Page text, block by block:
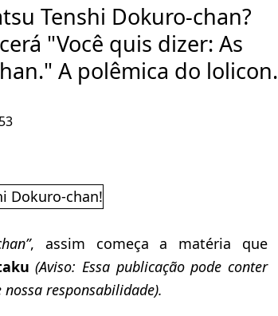
Tenshi Dokuro-chan?
"Você quis dizer: As
A polêmica do lolicon.
, assim começa a matéria que
(Aviso: Essa publicação pode conter
responsabilidade).